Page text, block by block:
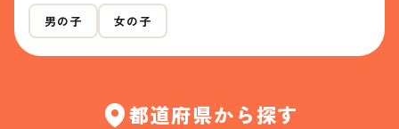
男の子 女の子
都道府県から探す